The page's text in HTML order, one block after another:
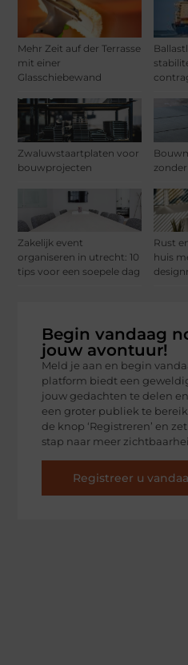
Mehr Zeit auf der Terrasse
mit einer
Glasschiebewand
Zwaluwstaartplaten voor
bouwprojecten
Zakelijk event
organiseren in utrecht: 10
tips voor een soepele dag
Rust
huis
Begin vandaag
jouw avontuur!
Meld je aan en begin
platform biedt een
jouw gedachten te delen
een groter publiek te
de knop ‘Registreren’ en
stap naar meer
Registreer u